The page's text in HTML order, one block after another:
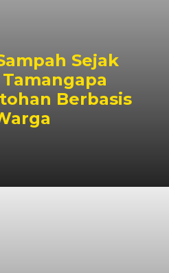
Sejak
Berbasis